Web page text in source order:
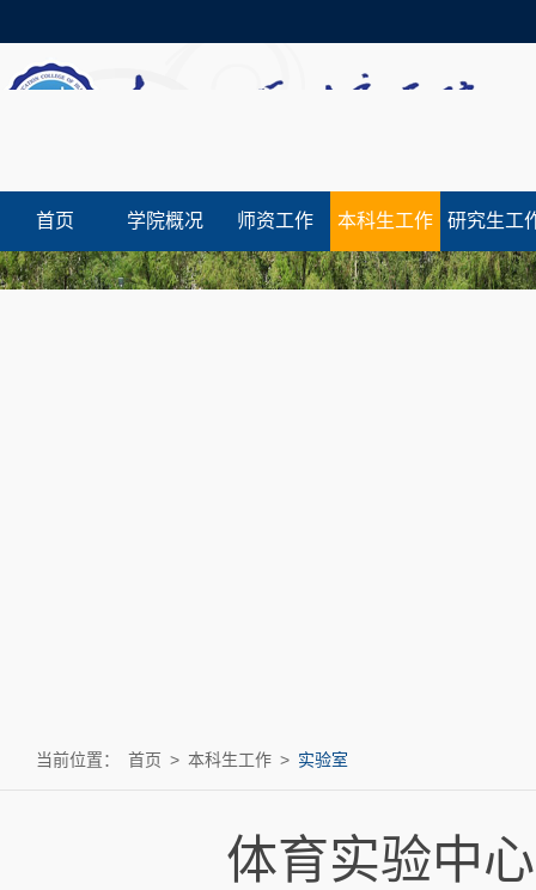
首页 学院概况 师资工作 本科生工作 研究生工
当前位置： 首页 > 本科生工作 > 实验室
体育实验中